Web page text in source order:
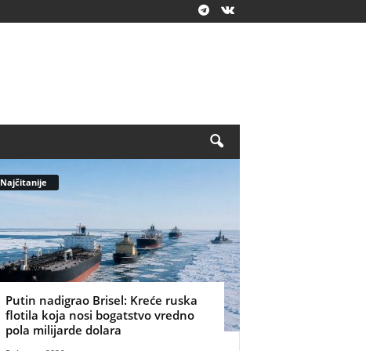
Najčitanije
Putin nadigrao Brisel: Kreće ruska
flotila koja nosi bogatstvo vredno
pola milijarde dolara